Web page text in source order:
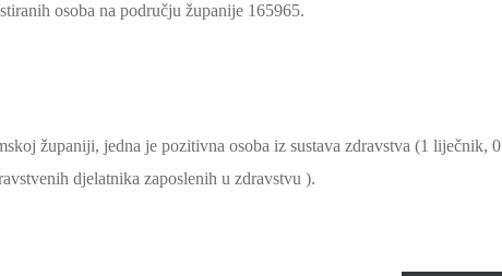
osoba na području županije 165965.
županiji, jedna je pozitivna osoba iz sustava zdravstva (1 liječnik, 0
djelatnika zaposlenih u zdravstvu ).